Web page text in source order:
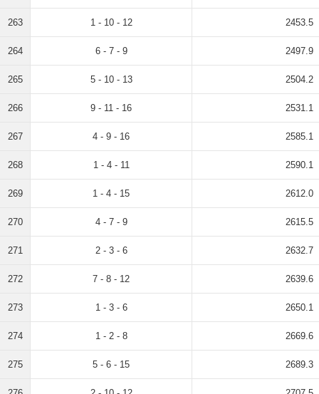
263 1 - 10 - 12 2453.5
264 6 - 7 - 9 2497.9
265 5 - 10 - 13 2504.2
266 9 - 11 - 16 2531.1
267 4 - 9 - 16 2585.1
268 1 - 4 - 11 2590.1
269 1 - 4 - 15 2612.0
270 4 - 7 - 9 2615.5
271 2 - 3 - 6 2632.7
272 7 - 8 - 12 2639.6
273 1 - 3 - 6 2650.1
274 1 - 2 - 8 2669.6
275 5 - 6 - 15 2689.3